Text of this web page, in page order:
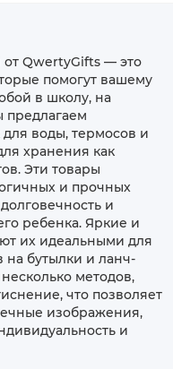
от QwertyGifts — это
помогут вашему
в школу, на
предлагаем
воды, термосов и
хранения как
Эти товары
и прочных
и
ребенка. Яркие и
их идеальными для
на бутылки и ланч-
методов,
что позволяет
изображения,
и